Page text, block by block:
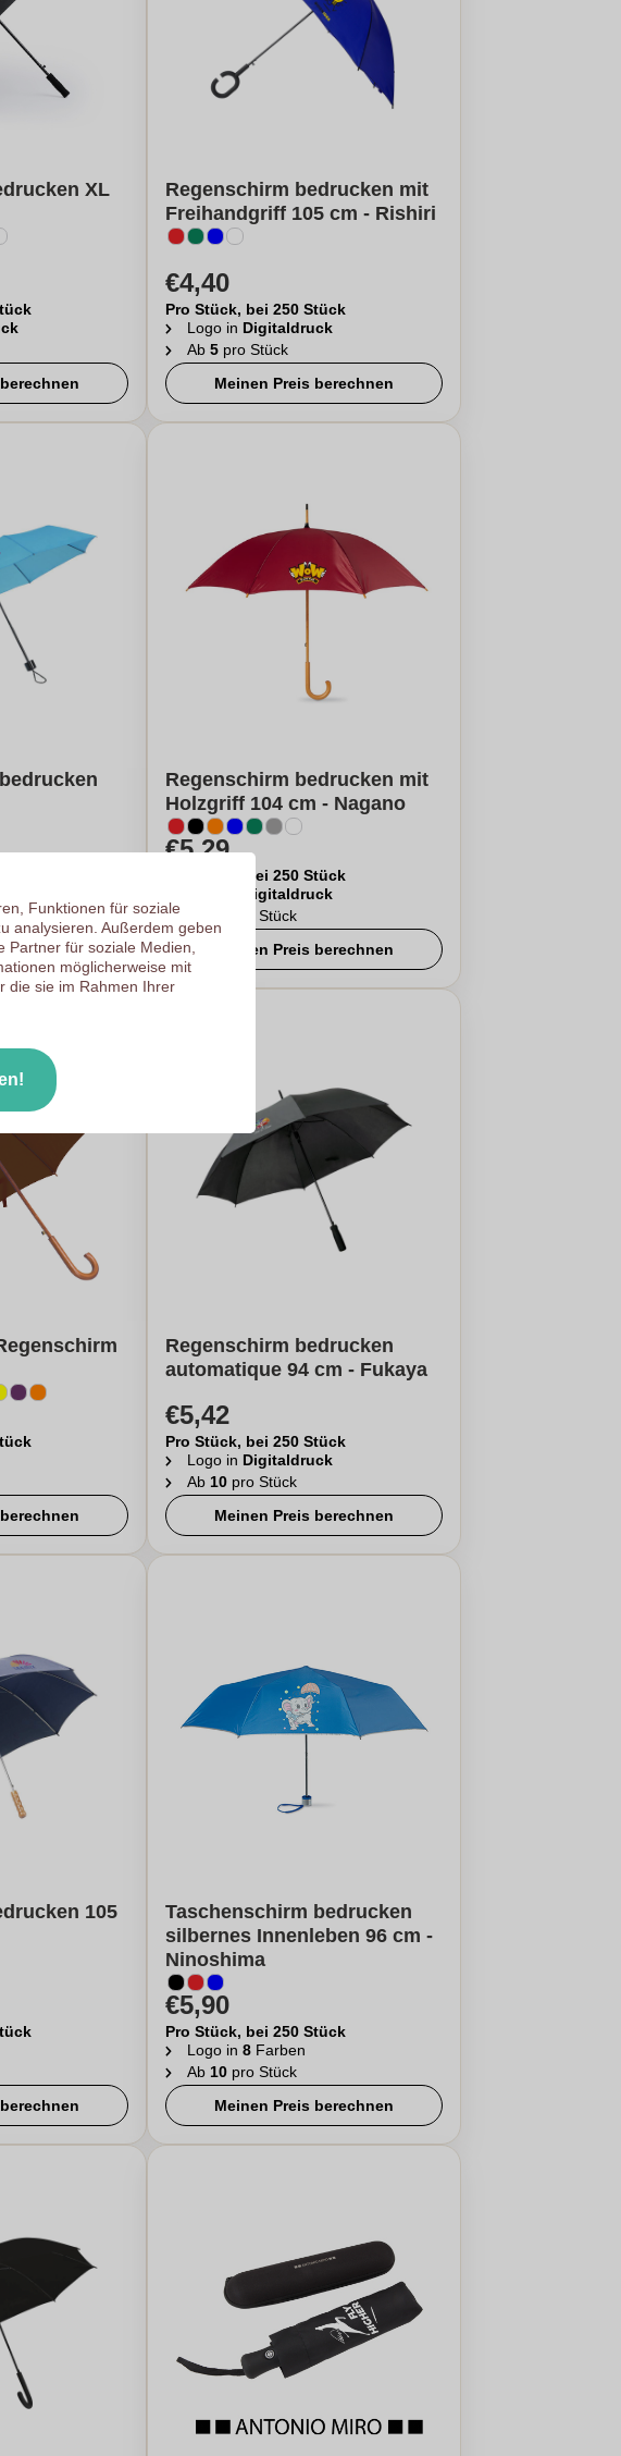
XL
Regenschirm bedrucken mit
Freihandgriff 105 cm - Rishiri
€4,40
Pro Stück, bei 250 Stück
Logo in Digitaldruck
Ab 5pro Stück
Meinen Preis berechnen
Regenschirm bedrucken mit
Holzgriff 104 cm - Nagano
€5,29
Pro Stück, bei 250 Stück
Digitaldruck
pro Stück
Meinen Preis berechnen
Regenschirm bedrucken
automatique 94 cm - Fukaya
€5,42
Pro Stück, bei 250 Stück
Logo in Digitaldruck
Ab 10pro Stück
Meinen Preis berechnen
105
Taschenschirm bedrucken
silbernes Innenleben 96 cm -
Ninoshima
€5,90
Pro Stück, bei 250 Stück
Logo in 8Farben
Ab 10pro Stück
Meinen Preis berechnen
Funktionen für soziale
analysieren. Außerdem geben
für soziale Medien,
möglicherweise mit
die sie im Rahmen Ihrer